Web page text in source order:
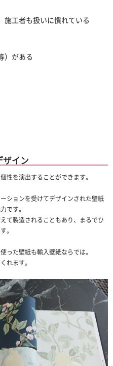
施工者も扱いに慣れている
）がある
ザイン
性を演出することができます。
ションを受けてデザインされた壁紙
です。
て製造されることもあり、まるでひ
。
った壁紙も輸入壁紙ならでは。
れます。